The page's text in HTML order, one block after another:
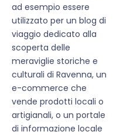
ad esempio essere
utilizzato per un blog di
viaggio dedicato alla
scoperta delle
meraviglie storiche e
culturali di Ravenna, un
e-commerce che
vende prodotti locali o
artigianali, o un portale
di informazione locale